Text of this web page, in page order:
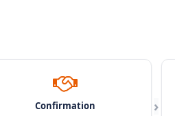
Confirmation ›